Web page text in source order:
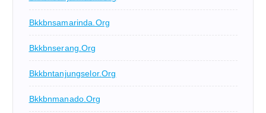
Bkkbnsamarinda.org
Bkkbnserang.org
Bkkbntanjungselor.org
Bkkbnmanado.org